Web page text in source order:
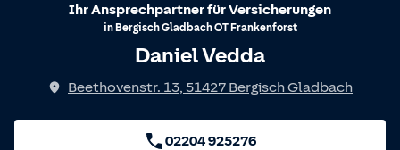
Ihr Ansprechpartner für Versicherungen
in Bergisch GladbachOT Frankenforst
Daniel Vedda
Beethovenstr. 13, 51427 Bergisch Gladbach
02204 925276